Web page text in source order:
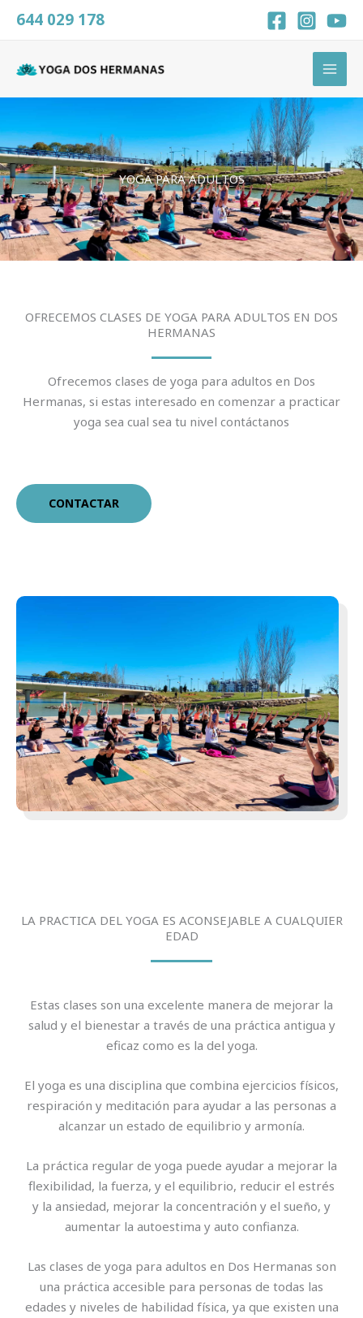
644 029 178
YOGA PARA ADULTOS
OFRECEMOS CLASES DE YOGA PARA ADULTOS EN DOS
HERMANAS
Ofrecemos clases de yoga para adultos en Dos
Hermanas, si estas interesado en comenzar a practicar
yoga sea cual sea tu nivel contáctanos
CONTACTAR
LA PRACTICA DEL YOGA ES ACONSEJABLE A CUALQUIER
EDAD
Estas clases son una excelente manera de mejorar la
salud y el bienestar a través de una práctica antigua y
eficaz como es la del yoga.
El yoga es una disciplina que combina ejercicios físicos,
respiración y meditación para ayudar a las personas a
alcanzar un estado de equilibrio y armonía.
La práctica regular de yoga puede ayudar a mejorar la
flexibilidad, la fuerza, y el equilibrio, reducir el estrés
y la ansiedad, mejorar la concentración y el sueño, y
aumentar la autoestima y auto confianza.
Las clases de yoga para adultos en Dos Hermanas son
una práctica accesible para personas de todas las
edades y niveles de habilidad física, ya que existen una